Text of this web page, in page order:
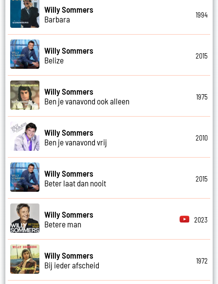
Willy Sommers
Barbara
1994
Willy Sommers
Belize
2015
Willy Sommers
Ben je vanavond ook alleen
1975
Willy Sommers
Ben je vanavond vrij
2010
Willy Sommers
Beter laat dan nooit
2015
Willy Sommers
Betere man
2023
Willy Sommers
Bij ieder afscheid
1972